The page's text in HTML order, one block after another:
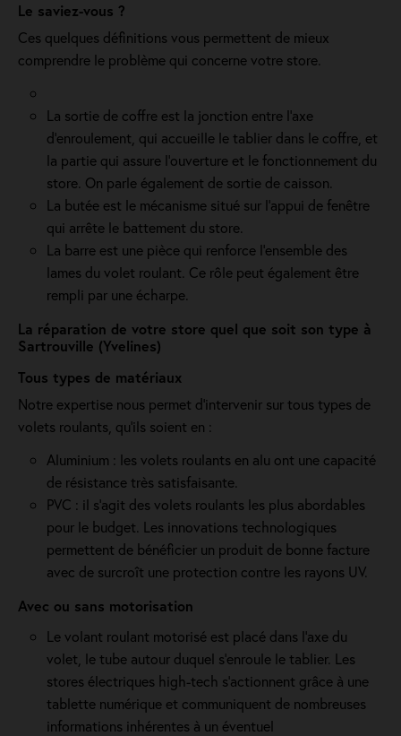
Le saviez-vous ?
Ces quelques définitions vous permettent de mieux
comprendre le problème qui concerne votre store.
La sortie de coffre est la jonction entre l’axe
d’enroulement, qui accueille le tablier dans le coffre, et
la partie qui assure l’ouverture et le fonctionnement du
store. On parle également de sortie de caisson.
La butée est le mécanisme situé sur l’appui de fenêtre
qui arrête le battement du store.
La barre est une pièce qui renforce l’ensemble des
lames du volet roulant. Ce rôle peut également être
rempli par une écharpe.
La réparation de votre store quel que soit son type à
Sartrouville (Yvelines)
Tous types de matériaux
Notre expertise nous permet d'intervenir sur tous types de
volets roulants, qu'ils soient en :
Aluminium : les volets roulants en alu ont une capacité
de résistance très satisfaisante.
PVC : il s'agit des volets roulants les plus abordables
pour le budget. Les innovations technologiques
permettent de bénéficier un produit de bonne facture
avec de surcroît une protection contre les rayons UV.
Avec ou sans motorisation
Le volant roulant motorisé est placé dans l’axe du
volet, le tube autour duquel s’enroule le tablier. Les
stores électriques high-tech s'actionnent grâce à une
tablette numérique et communiquent de nombreuses
informations inhérentes à un éventuel